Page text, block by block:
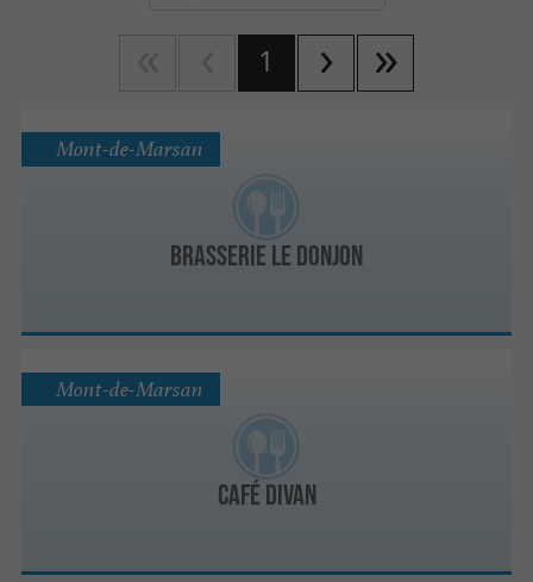
1
Brasserie Le Donjon
Mont-de-Marsan
Café Divan
Mont-de-Marsan